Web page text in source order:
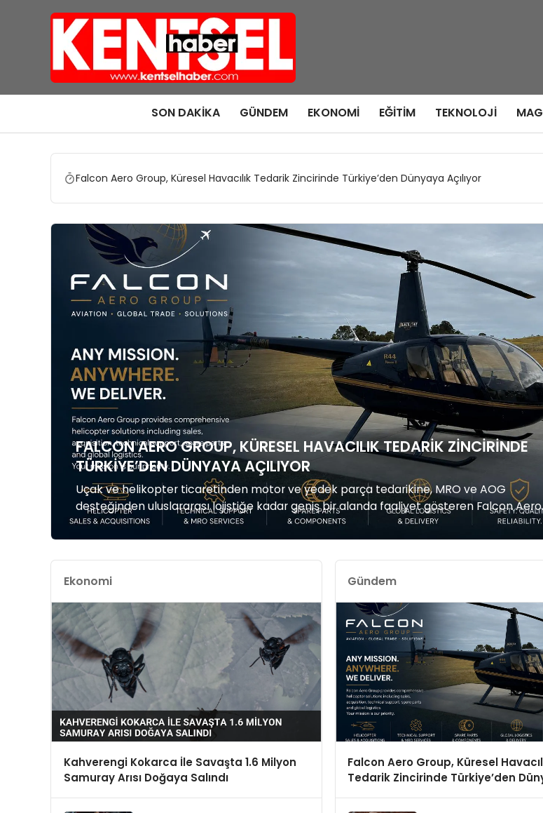
SON DAKIKA GÜNDEM EKONOMI EĞITIM TEKNOLOJI
Falcon Aero Group, Küresel Havacılık Tedarik Zincirinde Türkiye’den Dünyaya Açılıyor
FALCON AERO GROUP, KÜRESEL HAVACILIK TEDARIK ZINCIRINDE
TÜRKIYE’DEN DÜNYAYA AÇILIYOR
Uçak ve helikopter ticaretinden motor ve yedek parça tedarikine, MRO ve AOG
desteğinden uluslararası lojistiğe kadar geniş bir alanda faaliyet gösteren Falcon Aero
Group, Türkiye merkezli operasyonlarını küresel pazarlara taşıyor. Havacılık sektöründe
hız, güvenilirlik ve doğru tedarik zinciri yönetiminin önemi her geçen gün artarken,
Aero Group uluslararası havacılık pazarına sunduğu bütünleşik çözümlerle büyümesini
sürdürüyor....
Ekonomi
Kahverengi Kokarca İle Savaşta 1.6 Milyon
Samuray Arısı Doğaya Salındı
Gündem
Falcon Aero Group, Küresel
Tedarik Zincirinde Türkiye’den